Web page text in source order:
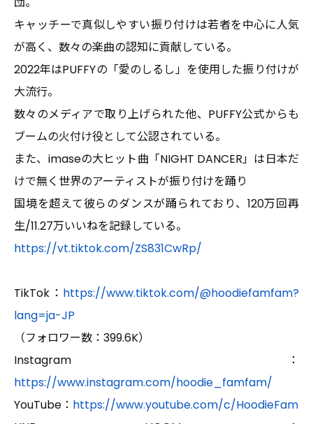
キャッチーで真似しやすい振り付けは若者を中心に人気
が高く、数々の楽曲の認知に貢献している。
2022年はPUFFYの「愛のしるし」を使用した振り付けが
大流行。
数々のメディアで取り上げられた他、PUFFY公式からも
ブームの火付け役として公認されている。
また、imaseの大ヒット曲「NIGHT DANCER」は日本だ
けで無く世界のアーティストが振り付けを踊り
国境を超えて彼らのダンスが踊られており、120万回再
生/11.27万いいねを記録している。
https://vt.tiktok.com/ZS831CwRp/
TikTok： https://www.tiktok.com/@hoodiefamfam?
lang=ja-JP
（フォロワー数：399.6K）
Instagram：
https://www.instagram.com/hoodie_famfam/
YouTube： https://www.youtube.com/c/HoodieFam